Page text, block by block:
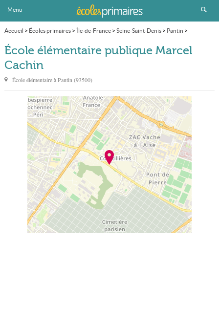
Menu
Accueil > Écoles primaires> Île-de-France> Seine-Saint-Denis> Pantin >
École élémentaire publique Marcel Cachin
École élémentaire publique Marcel
Cachin
École élémentaire àPantin (93500)